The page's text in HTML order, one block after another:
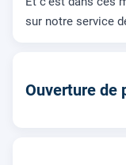
sur notre service
Ouverture de